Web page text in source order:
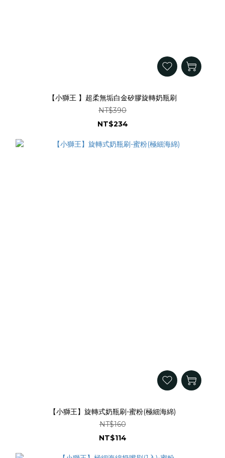
【小獅王 】超柔無垢白金矽膠旋轉奶瓶刷
NT$390
NT$234
【小獅王】旋轉式奶瓶刷-蜜粉(極細海綿)
NT$160
NT$114